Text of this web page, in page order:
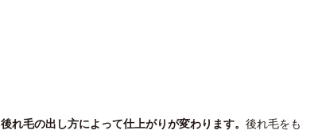
後れ毛の出し方によって仕上がりが変わります。 後れ毛をも